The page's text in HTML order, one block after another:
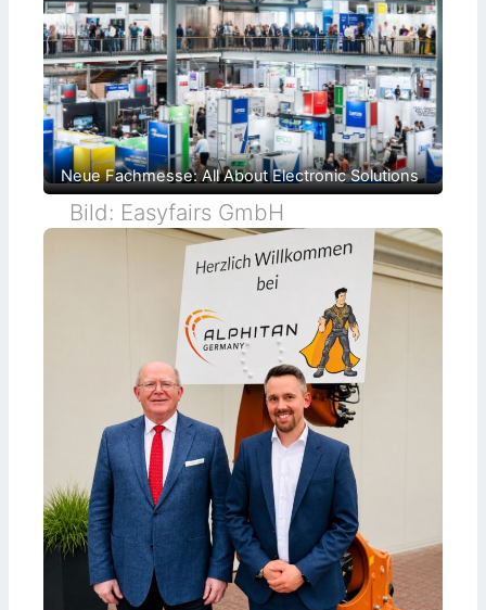
Neue Fachmesse: All About Electronic Solutions
Bild: Easyfairs GmbH